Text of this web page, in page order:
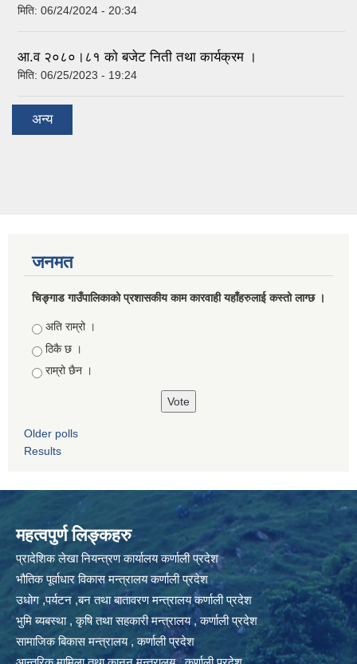
मिति: 06/24/2024 - 20:34
आ.व २०८०।८१ काे बजेट निती तथा कार्यक्रम ।
मिति: 06/25/2023 - 19:24
अन्य
जनमत
चिङ्गाड गाउँपालिकाको प्रशासकीय काम कारवाही यहाँहरुलाई कस्तो लाग्छ ।
Choices
अति राम्रो ।
ठिकै छ ।
राम्रो छैन ।
Older polls
Results
महत्वपुर्ण लिङ्कहरु
प्रादेशिक लेखा नियन्त्रण कार्यालय कर्णाली प्रदेश
भौतिक पूर्वाधार विकास मन्त्रालय कर्णाली प्रदेश
उधोग ,पर्यटन ,बन तथा बातावरण मन्त्रालय कर्णाली प्रदेश
भुमि ब्यबस्था , कृषि तथा सहकारी मन्त्रालय , कर्णाली प्रदेश
सामाजिक बिकास मन्त्रालय , कर्णाली प्रदेश